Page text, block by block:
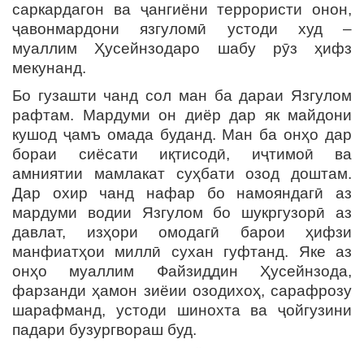
саркардагон ва ҷангиёни террористи онон,
ҷавонмардони язгуломӣ устоди худ –
муаллим Ҳусейнзодаро шабу рӯз ҳифз
мекунанд.
Бо гузашти чанд сол ман ба дараи Язгулом
рафтам. Мардуми он диёр дар як майдони
кушод ҷамъ омада буданд. Ман ба онҳо дар
бораи сиёсати иқтисодӣ, иҷтимоӣ ва
амниятии мамлакат суҳбати озод доштам.
Дар охир чанд нафар бо намояндагӣ аз
мардуми водии Язгулом бо шукргузорӣ аз
давлат, изҳори омодагӣ барои ҳифзи
манфиатҳои миллӣ сухан гуфтанд. Яке аз
онҳо муаллим Файзиддин Ҳусейнзода,
фарзанди ҳамон зиёии озодихоҳ, сарафрозу
шарафманд, устоди шинохта ва ҷойгузини
падари бузургвораш буд.